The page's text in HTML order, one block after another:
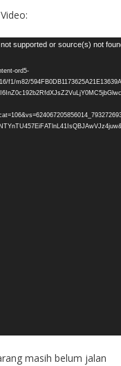
supported or source(s) not
ord5-
f1/m82/
masih belum jalan